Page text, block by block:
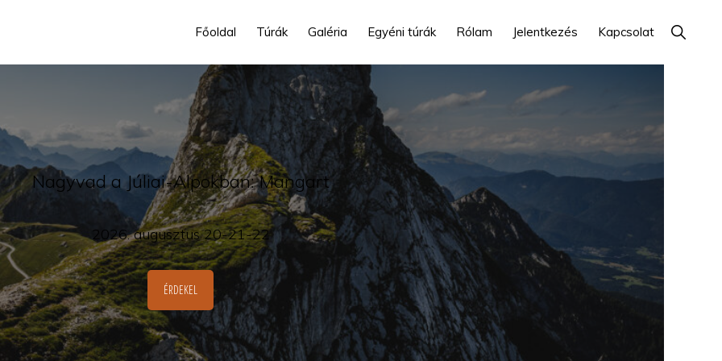
Főoldal Túrák Galéria Egyéni túrák Rólam Jelentkezés Kapcsolat Show
Search
Nagyvad a Júliai-Alpokban: Mangart
2026. augusztus 20-21-22
ÉRDEKEL